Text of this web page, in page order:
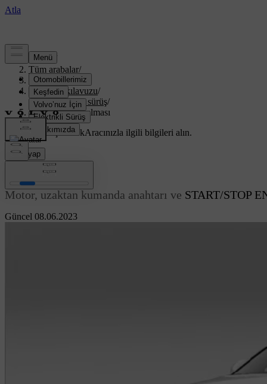
Destek
Tüm arabalar/
XC70 2016/
Kullanıcı kılavuzu/
Çalıştırma ve sürüş/
Motorun çalıştırılması
Özelleştirilmiş destekAracınızla ilgili bilgileri alın.
Giriş yap
Güncel 08.06.2023
Motorun çalıştırılması
Motor, uzaktan kumanda anahtarı ve START/STOP